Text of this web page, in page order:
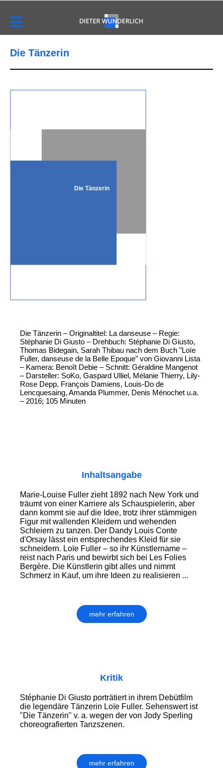
Die Tänzerin
Die Tänzerin
Die Tänzerin – Originaltitel: La danseuse – Regie:
Stéphanie Di Giusto – Drehbuch: Stéphanie Di Giusto,
Thomas Bidegain, Sarah Thibau nach dem Buch "Loïe
Fuller, danseuse de la Belle Epoque" von Giovanni Lista
– Kamera: Benoît Debie – Schnitt: Géraldine Mangenot
– Darsteller: SoKo, Gaspard Ulliel, Mélanie Thierry, Lily-
Rose Depp, François Damiens, Louis-Do de
Lencquesaing, Amanda Plummer, Denis Ménochet u.a.
– 2016; 105 Minuten
Inhaltsangabe
Marie-Louise Fuller zieht 1892 nach New York und
träumt von einer Karriere als Schauspielerin, aber
dann kommt sie auf die Idee, trotz ihrer stämmigen
Figur mit wallenden Kleidern und wehenden
Schleiern zu tanzen. Der Dandy Louis Conte
d'Orsay lässt ein entsprechendes Kleid für sie
schneidern. Loïe Fuller – so ihr Künstlername –
reist nach Paris und bewirbt sich bei Les Folies
Bergère. Die Künstlerin gibt alles und nimmt
Schmerz in Kauf, um ihre Ideen zu realisieren ...
mehr erfahren
Kritik
Stéphanie Di Giusto porträtiert in ihrem Debütfilm
die legendäre Tänzerin Loïe Fuller. Sehenswert ist
"Die Tänzerin" v. a. wegen der von Jody Sperling
choreografierten Tanzszenen.
mehr erfahren